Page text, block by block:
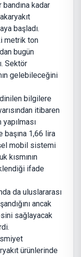
kadar
başladı.
metrik ton
bugün
Sektör
gelebileceğini
bilgilere
itibaren
başına 1,66 lira
mobil sistemi
kısmının
ifade
da uluslararası
ancak
sağlayacak
ürünlerinde